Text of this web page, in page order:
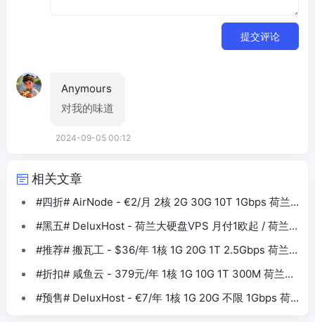
提交评论
Anymours
对我的味道
2024-09-05 00:12
相关文章
#四折# AirNode - €2/月 2核 2G 30G 10T 1Gbps 荷兰
#黑五# DeluxHost - 荷兰大硬盘VPS 月付1欧起 / 荷兰
AMD 年付15欧
#推荐# 搬瓦工 - $36/年 1核 1G 20G 1T 2.5Gbps 荷兰
三网优化
#折扣# 咸鱼云 - 379元/年 1核 1G 10G 1T 300M 荷兰
#预售# DeluxHost - €7/年 1核 1G 20G 不限 1Gbps 荷